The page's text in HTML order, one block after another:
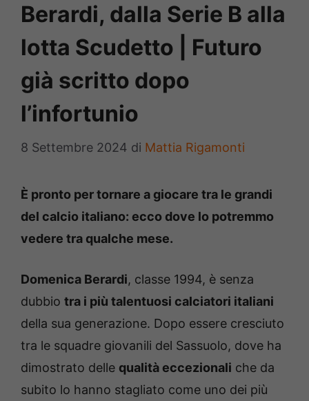
Berardi, dalla Serie B alla
lotta Scudetto | Futuro
già scritto dopo
l’infortunio
8 Settembre 2024 di Mattia Rigamonti
È pronto per tornare a giocare tra le grandi
del calcio italiano: ecco dove lo potremmo
vedere tra qualche mese.
Domenica Berardi, classe 1994, è senza
dubbio tra i più talentuosi calciatori italiani
della sua generazione. Dopo essere cresciuto
tra le squadre giovanili del Sassuolo, dove ha
dimostrato delle qualità eccezionali che da
subito lo hanno stagliato come uno dei più